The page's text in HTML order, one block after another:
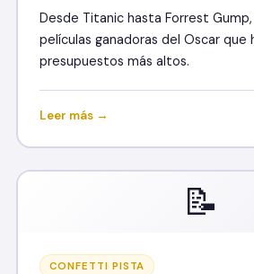
Desde Titanic hasta Forrest
películas ganadoras del Oscar que
presupuestos más altos.
Leer más →
📝
CONFETTI PISTA